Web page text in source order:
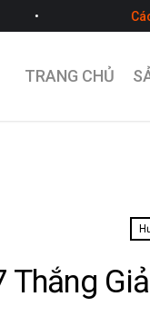
Các mẹo
TRANG CHỦ
Thắng